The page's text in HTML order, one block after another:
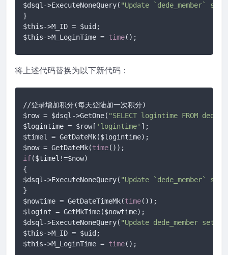
$dsql->ExecuteNoneQuery( "Update `dede_member`
}
$this->M_ID = $uid;
$this->M_LoginTime = time();
将上述代码替换为以下新代码：
//登录增加积分(每天登陆加一次积分)
$row = $dsql->GetOne( "SELECT logintime FROM
$logintime = $row[ 'logintime' ];
$timel = GetDateMk($logintime);
$now = GetDateMk(time
if($timel!=$now)
{
$dsql->ExecuteNoneQuery( "Update `dede_member`
}
$nowtime = GetDateTimeMk(time());
$logint = GetMkTime($nowtime);
$dsql->ExecuteNoneQuery( "Update dede_member
$this->M_ID = $uid;
$this->M_LoginTime = time();